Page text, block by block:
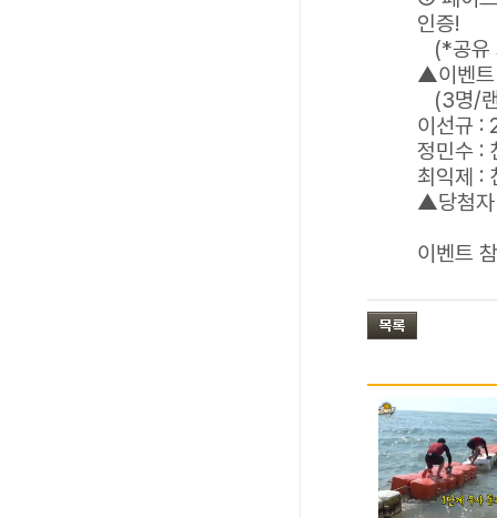
인증!
(*공유
▲이벤트
(3명/
이선규 :
정민수 :
최익제 :
▲당첨자
이벤트